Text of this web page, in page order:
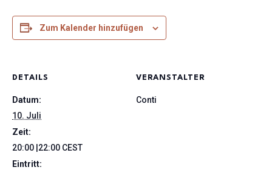
Zum Kalender hinzufügen
DETAILS
Datum:
10. Juli
Zeit:
20:00 |22:00 CEST
Eintritt:
VERANSTALTER
Conti